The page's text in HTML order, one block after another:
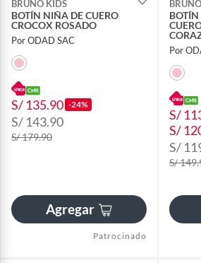
BRUNO KIDS
BOTÍN NIÑA DE CUERO
CROCOX ROSADO
Por ODAD SAC
S/ 135.90 -24%
S/ 143.90
S/ 179.90
Agregar
Patrocinado
Por
S/
S/
S/
S/